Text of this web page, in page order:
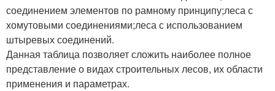
соединением элементов по рамному принципу;леса с
хомутовыми соединениями;леса с использованием
штыревых соединений.
Данная таблица позволяет сложить наиболее полное
представление о видах строительных лесов, их области
применения и параметрах.